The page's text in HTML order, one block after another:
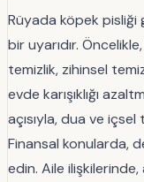
Rüyada köpek
bir uyarıdır.
temizlik, zihinsel
evde karışıklığı
açısıyla, dua ve
Finansal konularda,
edin. Aile